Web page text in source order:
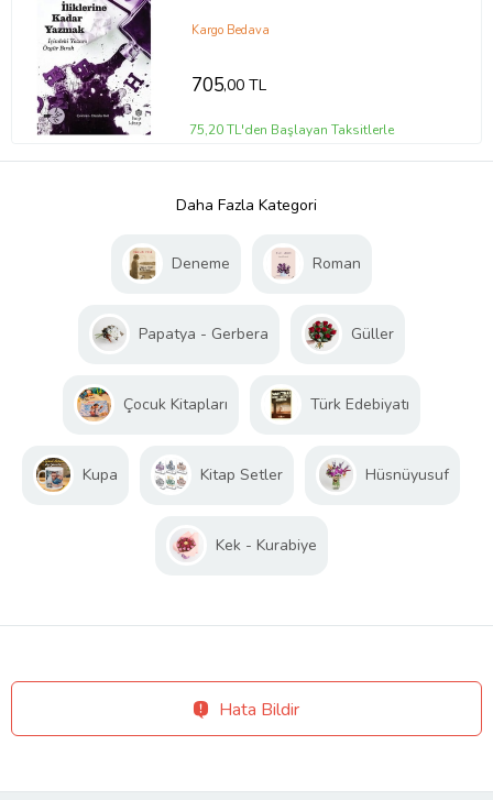
Kargo Bedava
705,00 TL
75,20 TL'den Başlayan Taksitlerle
Daha Fazla Kategori
Deneme Roman
Papatya - Gerbera Güller
Çocuk Kitapları Türk Edebiyatı
Kupa Kitap Setler Hüsnüyusuf
Kek - Kurabiye
Hata Bildir